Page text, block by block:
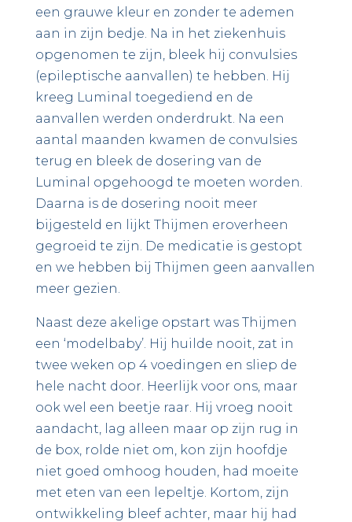
een grauwe kleur en zonder te ademen
aan in zijn bedje. Na in het ziekenhuis
opgenomen te zijn, bleek hij convulsies
(epileptische aanvallen) te hebben. Hij
kreeg Luminal toegediend en de
aanvallen werden onderdrukt. Na een
aantal maanden kwamen de convulsies
terug en bleek de dosering van de
Luminal opgehoogd te moeten worden.
Daarna is de dosering nooit meer
bijgesteld en lijkt Thijmen eroverheen
gegroeid te zijn. De medicatie is gestopt
en we hebben bij Thijmen geen aanvallen
meer gezien.
Naast deze akelige opstart was Thijmen
een ‘modelbaby’. Hij huilde nooit, zat in
twee weken op 4 voedingen en sliep de
hele nacht door. Heerlijk voor ons, maar
ook wel een beetje raar. Hij vroeg nooit
aandacht, lag alleen maar op zijn rug in
de box, rolde niet om, kon zijn hoofdje
niet goed omhoog houden, had moeite
met eten van een lepeltje. Kortom, zijn
ontwikkeling bleef achter, maar hij had